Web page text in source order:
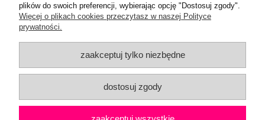
Pomoc
Moje konto
Płatności i dostawa
Informacje
plików do swoich preferencji, wybierając opcję "Dostosuj zgody".
Więcej o plikach cookies przeczytasz w naszej Polityce
prywatności.
zaakceptuj tylko niezbędne
dostosuj zgody